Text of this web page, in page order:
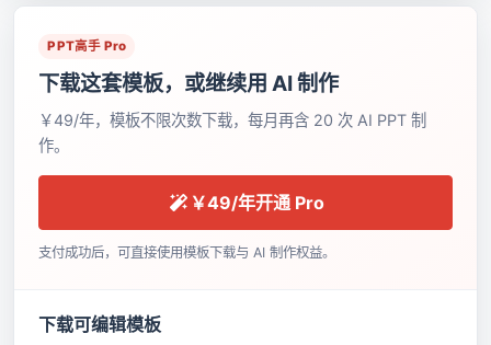
PPT高手 Pro
下载这套模板，或继续用 AI 制作
￥49/年，模板不限次数下载，每月再含 20 次 AI PPT 制
作。
￥49/年开通 Pro
支付成功后，可直接使用模板下载与 AI 制作权益。
下载可编辑模板